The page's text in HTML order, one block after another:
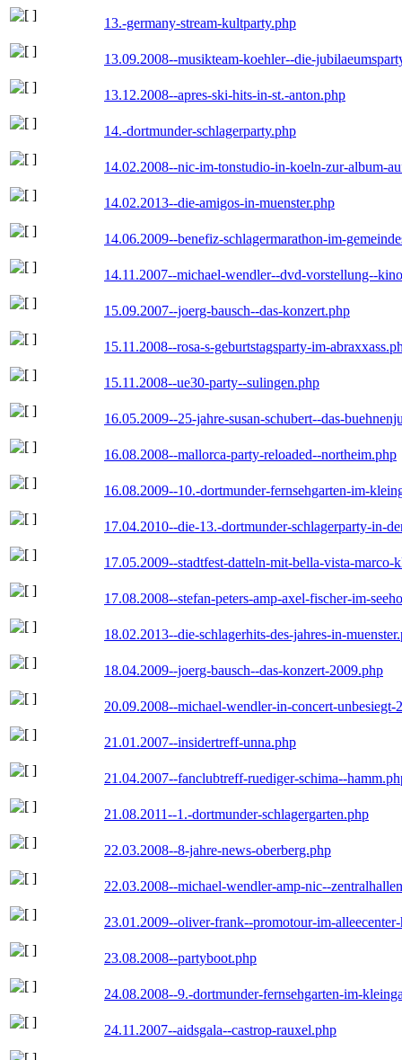
13.-germany-stream-kultparty.php
13.09.2008--musikteam-koehler--die-
13.12.2008--apres-ski-hits-in-st.-anton.php
14.-dortmunder-schlagerparty.php
14.02.2008--nic-im-tonstudio-in-koeln-zur-album-
14.02.2013--die-amigos-in-muenster.php
14.06.2009--benefiz-schlagermarathon-im-
14.11.2007--michael-wendler--dvd-vorstellung--
15.09.2007--joerg-bausch--das-konzert.php
15.11.2008--rosa-s-geburtstagsparty-im-
15.11.2008--ue30-party--sulingen.php
16.05.2009--25-jahre-susan-schubert--das-
16.08.2008--mallorca-party-reloaded--northeim.php
16.08.2009--10.-dortmunder-fernsehgarten-im-
17.04.2010--die-13.-dortmunder-schlagerparty-in-
17.05.2009--stadtfest-datteln-mit-bella-vista-marco-
17.08.2008--stefan-peters-amp-axel-fischer-im-
18.02.2013--die-schlagerhits-des-jahres-in-
18.04.2009--joerg-bausch--das-konzert-2009.php
20.09.2008--michael-wendler-in-concert-unbesiegt-
21.01.2007--insidertreff-unna.php
21.04.2007--fanclubtreff-ruediger-schima--
21.08.2011--1.-dortmunder-schlagergarten.php
22.03.2008--8-jahre-news-oberberg.php
22.03.2008--michael-wendler-amp-nic--
23.01.2009--oliver-frank--promotour-im-
23.08.2008--partyboot.php
24.08.2008--9.-dortmunder-fernsehgarten-im-
24.11.2007--aidsgala--castrop-rauxel.php